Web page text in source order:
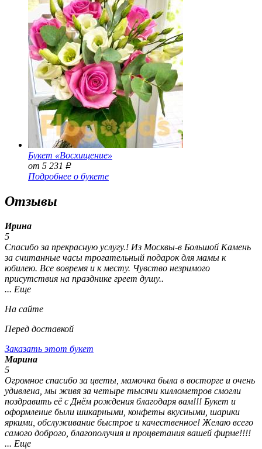
Букет «Восхищение»
от 5 231
Р
Подробнее о букете
Отзывы
Ирина
5
Спасибо за прекрасную услугу.! Из Москвы-в Большой Камень
за считанные часы трогательный подарок для мамы к
юбилею. Все вовремя и к месту. Чувство незримого
присутствия на празднике греет душу..
... Еще
На сайте
Перед доставкой
Заказать этот букет
Марина
5
Огромное спасибо за цветы, мамочка была в восторге и очень
удивлена, мы живя за четыре тысячи киллометров смогли
поздравить её с Днём рождения благодаря вам!!! Букет и
оформление были шикарными, конфеты вкусными, шарики
яркими, обслуживание быстрое и качественное! Желаю всего
самого доброго, благополучия и процветания вашей фирме!!!!
... Еще